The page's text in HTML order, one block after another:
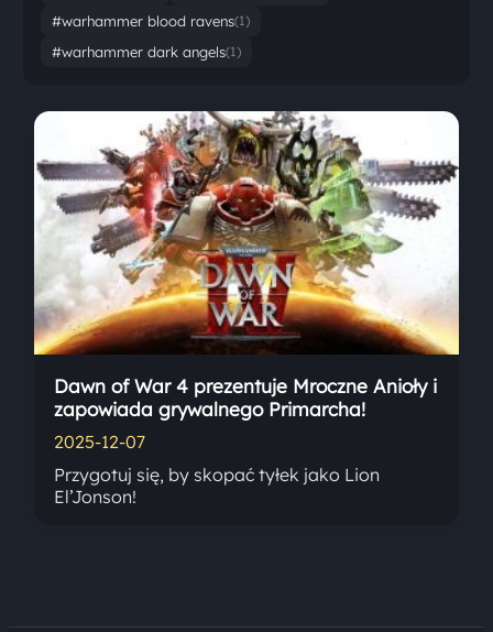
#warhammer blood ravens(1)
#warhammer dark angels(1)
Dawn of War 4 prezentuje Mroczne Anioły i
zapowiada grywalnego Primarcha!
2025-12-07
Przygotuj się, by skopać tyłek jako Lion
El’Jonson!